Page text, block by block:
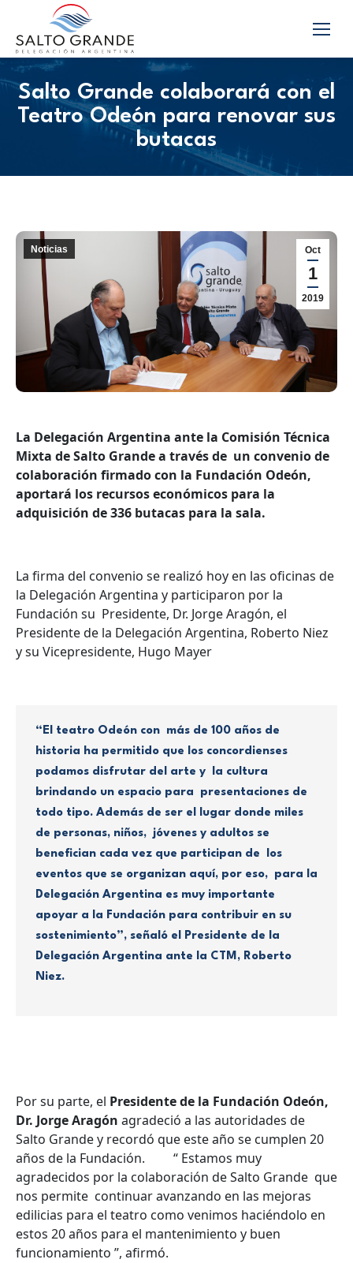
Salto Grande colaborará con el
Teatro Odeón para renovar sus
butacas
Oct
1
2019
Noticias
La Delegación Argentina ante la Comisión Técnica
Mixta de Salto Grande a través de un convenio de
colaboración firmado con la Fundación Odeón,
aportará los recursos económicos para la
adquisición de 336 butacas para la sala.
La firma del convenio se realizó hoy en las oficinas de
la Delegación Argentina y participaron por la
Fundación su Presidente, Dr. Jorge Aragón, el
Presidente de la Delegación Argentina, Roberto Niez
y su Vicepresidente, Hugo Mayer
“El teatro Odeón con más de 100 años de
historia ha permitido que los concordienses
podamos disfrutar del arte y la cultura
brindando un espacio para presentaciones de
todo tipo. Además de ser el lugar donde miles
de personas, niños, jóvenes y adultos se
benefician cada vez que participan de los
eventos que se organizan aquí, por eso, para la
Delegación Argentina es muy importante
apoyar a la Fundación para contribuir en su
sostenimiento”, señaló el Presidente de la
Delegación Argentina ante la CTM, Roberto
Niez.
Por su parte, el Presidente de la Fundación Odeón,
Dr. Jorge Aragón agradeció a las autoridades de
Salto Grande y recordó que este año se cumplen 20
años de la Fundación. “ Estamos muy
agradecidos por la colaboración de Salto Grande que
nos permite continuar avanzando en las mejoras
edilicias para el teatro como venimos haciéndolo en
estos 20 años para el mantenimiento y buen
funcionamiento ”, afirmó.